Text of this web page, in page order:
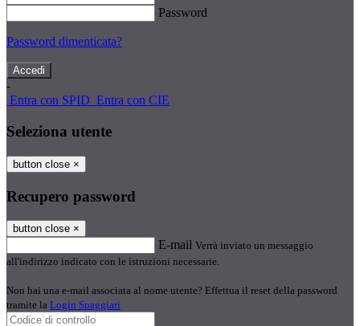
Password
Password dimenticata?
-
Entra con SPID Entra con CIE
Seleziona utente
button close ×
Recupero password
button close ×
E-mail Verrà inviato un messaggio
all'indirizzo indicato con le istruzioni necessarie.
Non hai una e-mail associata al nome utente? Effettua il reset della password
tramite la Login Spaggiari